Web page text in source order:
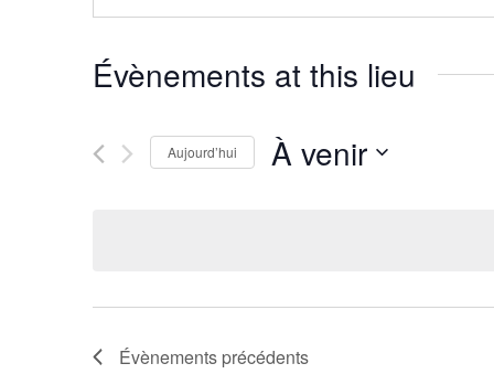
Évènements at this lieu
Aujourd’hui À venir
Évènements précédents